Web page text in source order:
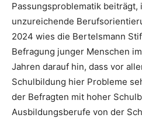
Passungsproblematik beiträgt,
unzureichende
2024 wies die Bertelsmann
Befragung junger Menschen
Jahren darauf hin, dass vor
Schulbildung hier Probleme
der Befragten mit hoher
Ausbildungsberufe von der